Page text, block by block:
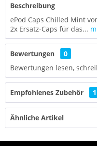
Beschreibung
ePod Caps Chilled Mint
2x Ersatz-Caps für das...
Bewertungen
0
Bewertungen lesen,
Empfohlenes Zubehör 1
Ähnliche Artikel